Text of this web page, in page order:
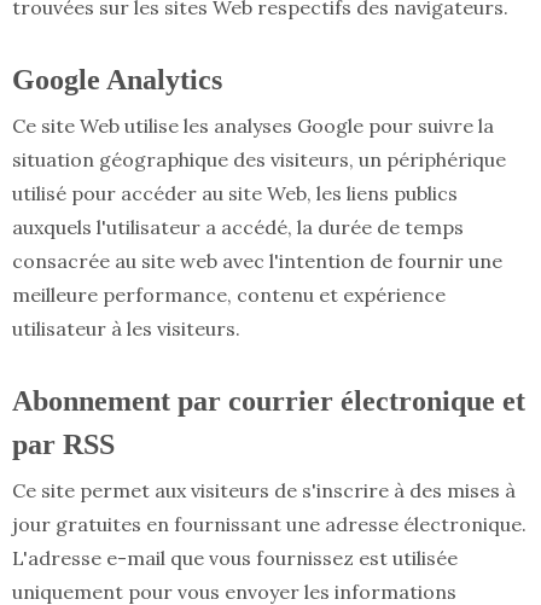
trouvées sur les sites Web respectifs des navigateurs.
Google Analytics
Ce site Web utilise les analyses Google pour suivre la
situation géographique des visiteurs, un périphérique
utilisé pour accéder au site Web, les liens publics
auxquels l'utilisateur a accédé, la durée de temps
consacrée au site web avec l'intention de fournir une
meilleure performance, contenu et expérience
utilisateur à les visiteurs.
Abonnement par courrier électronique et
par RSS
Ce site permet aux visiteurs de s'inscrire à des mises à
jour gratuites en fournissant une adresse électronique.
L'adresse e-mail que vous fournissez est utilisée
uniquement pour vous envoyer les informations